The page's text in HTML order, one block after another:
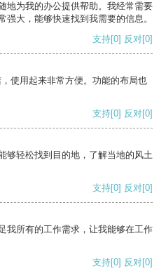
地为我的办公提供帮助。我经常需要
大，能够快速找到我需要的信息。
支持[0] 反对[0]
使用起来非常方便。功能的布局也
支持[0] 反对[0]
够轻松找到目的地，了解当地的风土
支持[0] 反对[0]
我所有的工作需求，让我能够在工作
支持[0] 反对[0]